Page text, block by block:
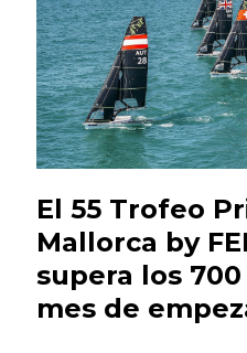
El 55 Trofeo
Mallorca by
supera los
mes de